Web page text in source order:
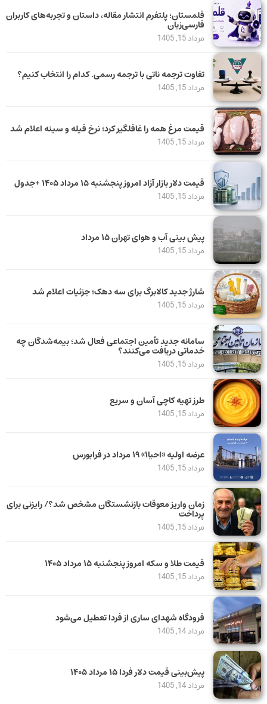
قلمستان؛ پلتفرم انتشار مقاله، داستان و تجربه‌های کاربران
فارسی‌زبان
مرداد 15, 1405
تفاوت ترجمه ناتی با ترجمه رسمی. کدام را انتخاب کنیم؟
مرداد 15, 1405
قیمت مرغ همه را غافلگیر کرد؛ نرخ فیله و سینه اعلام شد
مرداد 15, 1405
قیمت دلار بازار آزاد امروز پنجشنبه ۱۵ مرداد ۱۴۰۵ +جدول
مرداد 15, 1405
پیش بینی آب و هوای تهران ۱۵ مرداد
مرداد 15, 1405
شارژ جدید کالابرگ برای سه دهک؛ جزئیات اعلام شد
مرداد 15, 1405
سامانه جدید تأمین اجتماعی فعال شد؛ بیمه‌شدگان چه
خدماتی دریافت می‌کنند؟
مرداد 15, 1405
طرز تهیه کاچی آسان و سریع
مرداد 15, 1405
عرضه اولیه «احیا۱» ۱۹ مرداد در فرابورس
مرداد 15, 1405
زمان واریز معوقات بازنشستگان مشخص شد؟/ رایزنی برای
پرداخت
مرداد 15, 1405
قیمت طلا و سکه امروز پنجشنبه ۱۵ مرداد ۱۴۰۵
مرداد 15, 1405
فرودگاه شهدای ساری از فردا تعطیل می‌شود
مرداد 14, 1405
پیش‌بینی قیمت دلار فردا ۱۵ مرداد ۱۴۰۵
مرداد 14, 1405